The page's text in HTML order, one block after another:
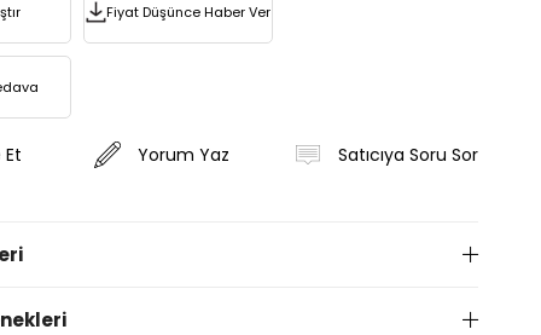
Fiyat Düşünce Haber Ver
Yorum Yaz Satıcıya Soru Sor